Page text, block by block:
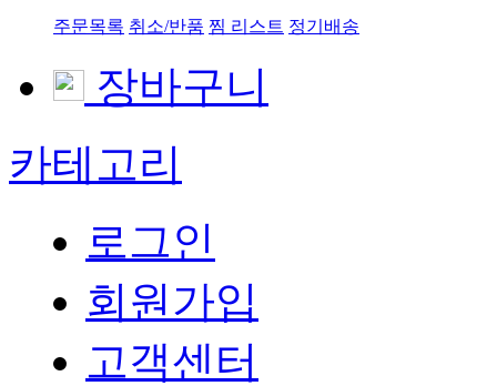
주문목록 취소/반품 찜 리스트 정기배송
장바구니
카테고리
로그인
회원가입
고객센터